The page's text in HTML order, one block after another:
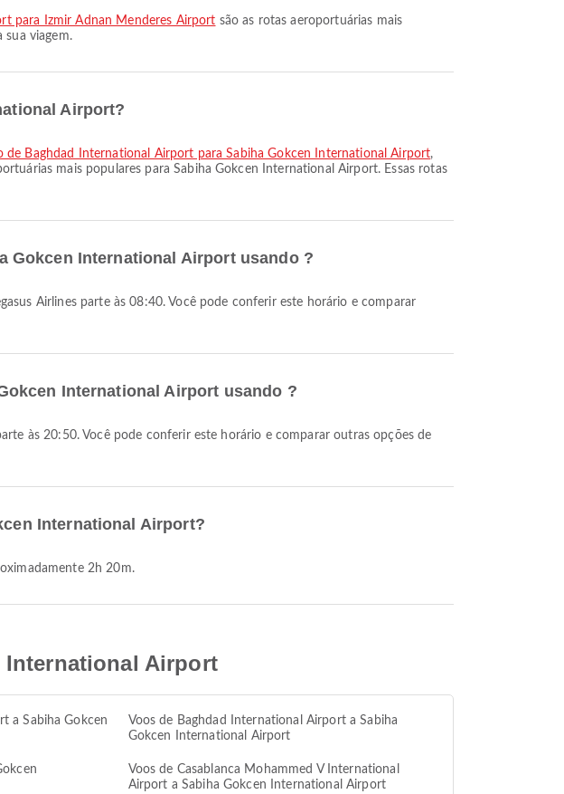
para Izmir Adnan Menderes Airport são as rotas aeroportuárias mais
sua viagem.
Airport?
de Baghdad International Airport para Sabiha Gokcen International Airport,
mais populares para Sabiha Gokcen International Airport. Essas rotas
Gokcen International Airport usando ?
International Airport usando ?
International Airport?
2h 20m.
International Airport
a Sabiha Gokcen
Voos de Baghdad International Airport a Sabiha
Gokcen International Airport
Voos de Casablanca Mohammed V International
Airport a Sabiha Gokcen International Airport